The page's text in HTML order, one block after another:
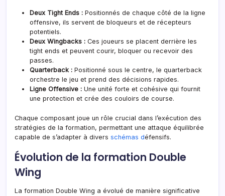
Deux Tight Ends : Positionnés de chaque côté de la ligne
offensive, ils servent de bloqueurs et de récepteurs
potentiels.
Deux Wingbacks : Ces joueurs se placent derrière les
tight ends et peuvent courir, bloquer ou recevoir des
passes.
Quarterback : Positionné sous le centre, le quarterback
orchestre le jeu et prend des décisions rapides.
Ligne Offensive : Une unité forte et cohésive qui fournit
une protection et crée des couloirs de course.
Chaque composant joue un rôle crucial dans l’exécution des
stratégies de la formation, permettant une attaque équilibrée
capable de s’adapter à divers schémas défensifs.
Évolution de la formation Double
Wing
La formation Double Wing a évolué de manière significative